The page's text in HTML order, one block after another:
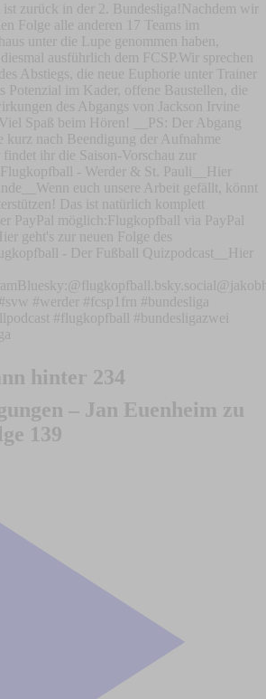
zurück in der 2. Bundesliga!Nachdem wir
Folge alle anderen 17 Teams im
unter die Lupe genommen haben,
ausführlich dem FCSP.Wir sprechen
Abstiegs, die neue Euphorie unter Trainer
Potenzial im Kader, offene Baustellen, die
des Abgangs von Jackson Irvine
Spaß beim Hören! __PS: Der Abgang
kurz nach Beendigung der Aufnahme
ihr die Saison-Vorschau zur
- Werder & St. Pauli__Hier
euch unsere Arbeit gefällt, könnt
Das ist natürlich komplett
PayPal möglich:⁠⁠⁠⁠⁠⁠⁠Flugkopfball via PayPal
geht's zur neuen Folge des
- Der Fußball Quizpodcast⁠⁠⁠⁠⁠⁠⁠__Hier
#werder #fcsp1frn #bundesliga
#flugkopfball #bundesligazwei
hinter 234
– Jan Euenheim zu
139